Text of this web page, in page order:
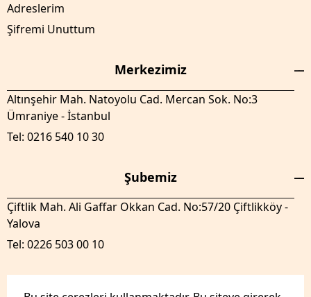
Adreslerim
Şifremi Unuttum
Merkezimiz
Altınşehir Mah. Natoyolu Cad. Mercan Sok. No:3
Ümraniye - İstanbul
Tel: 0216 540 10 30
Şubemiz
Çiftlik Mah. Ali Gaffar Okkan Cad. No:57/20 Çiftlikköy -
Yalova
Tel: 0226 503 00 10